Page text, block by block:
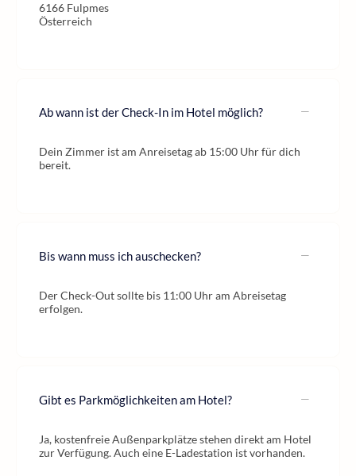
6166 Fulpmes
Österreich
Ab wann ist der Check-In im Hotel möglich?
Dein Zimmer ist am Anreisetag ab 15:00 Uhr für dich
bereit.
Bis wann muss ich auschecken?
Der Check-Out sollte bis 11:00 Uhr am Abreisetag
erfolgen.
Gibt es Parkmöglichkeiten am Hotel?
Ja, kostenfreie Außenparkplätze stehen direkt am Hotel
zur Verfügung. Auch eine E-Ladestation ist vorhanden.